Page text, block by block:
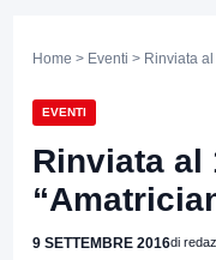
Home > Eventi > Rinviata al
EVENTI
Rinviata al
9 SETTEMBRE 2016di